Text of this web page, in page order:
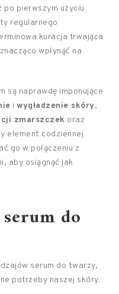
po pierwszym użyciu
regularnego
kuracja trwająca
wpłynąć na
są naprawdę imponujące
i wygładzenie skóry,
zmarszczek oraz
element codziennej
go w połączeniu z
aby osiągnąć jak
do
serum do twarzy,
potrzeby naszej skóry.